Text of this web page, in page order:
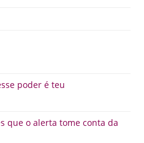
poder é teu
que o alerta tome conta da